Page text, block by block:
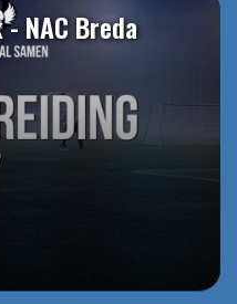
NAC Breda